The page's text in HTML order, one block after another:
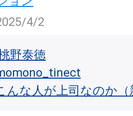
4/2
野泰徳
んな人が上司なのか（